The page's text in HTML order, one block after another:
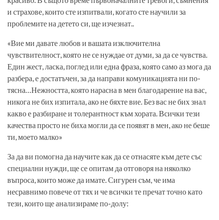
и страхове, които сте изпитвали, когато сте научили за
проблемите на детето си, ще изчезнат..
«Вие ми давате любов и вашата изключителна
чувствителност, която не се нуждае от думи, за да се чувства.
Един жест, ласка, поглед или една фраза, която само аз мога да
разбера, е достатъчен, за да направи комуникацията ни по-
тясна…Нежността, която нарасна в мен благодарение на вас,
никога не бих изпитала, ако не бяхте вие. Без вас не бих знал
какво е разбиране и толерантност към хората. Всички тези
качества просто не биха могли да се появят в мен, ако не беше
ти, моето малко»
За да ви помогна да научите как да се отнасяте към дете със
специални нужди, ще се опитам да отговоря на няколко
въпроса, които може да имате. Сигурен съм, че има
несравнимо повече от тях и че всички те пречат точно като
тези, които ще анализираме по-долу: